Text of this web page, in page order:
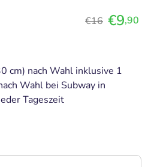
€16 €9,90
cm) nach Wahl inklusive 1
Wahl bei Subway in
Tageszeit